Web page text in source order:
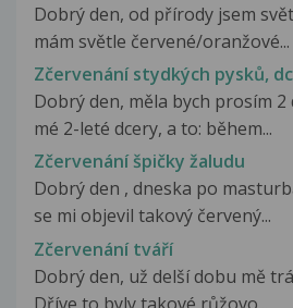
Dobrý den, od přírody jsem
mám světle červené/oranžové...
Zčervenání stydkých pysků,
Dobrý den, měla bych prosím
mé 2-leté dcery, a to: během...
Zčervenání špičky žaludu
Dobrý den , dneska po
se mi objevil takový červený...
Zčervenání tváří
Dobrý den, už delší dobu mě
Dříve to byly takové růžovo...